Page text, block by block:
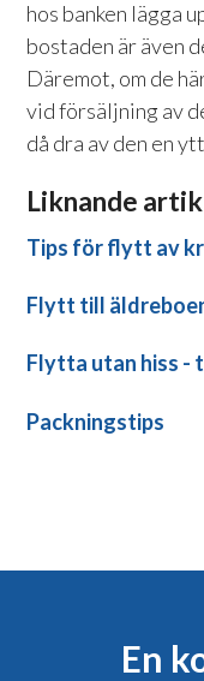
hos banken lägga
bostaden är även
Däremot, om de
vid försäljning av
då dra av den en
Liknande
Tips för flytt av
Flytt till
Flytta utan hiss -
Packningstips
En